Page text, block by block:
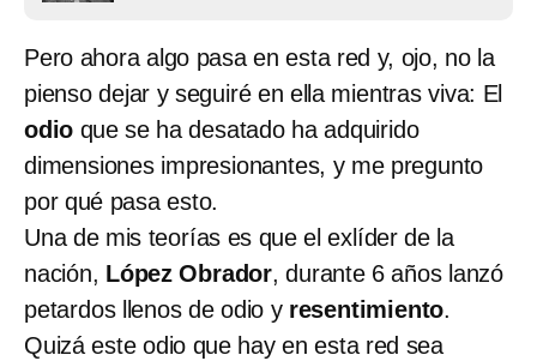
Pero ahora algo pasa en esta red y, ojo, no la
pienso dejar y seguiré en ella mientras viva: El
odio que se ha desatado ha adquirido
dimensiones impresionantes, y me pregunto
por qué pasa esto.
Una de mis teorías es que el exlíder de la
nación, López Obrador, durante 6 años lanzó
petardos llenos de odio y resentimiento.
Quizá este odio que hay en esta red sea